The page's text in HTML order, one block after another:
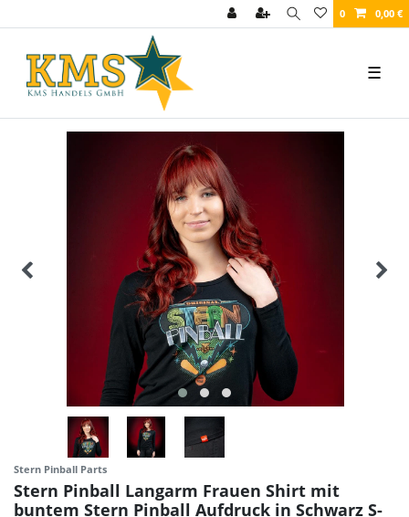
0 0,00 €
☰
Stern Pinball Parts
Stern Pinball Langarm Frauen Shirt mit
buntem Stern Pinball Aufdruck in Schwarz S-